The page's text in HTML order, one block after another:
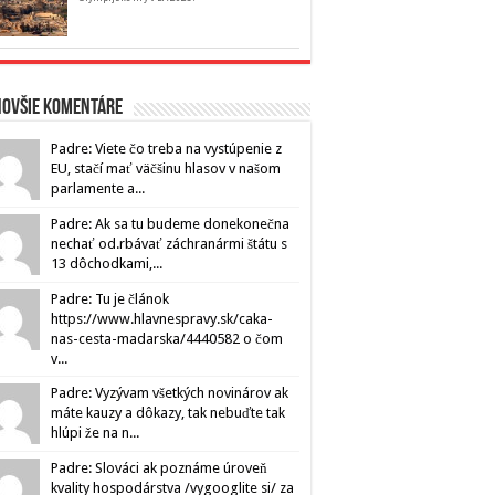
komentáre
Padre: Viete čo treba na vystúpenie z
EU, stačí mať väčšinu hlasov v našom
parlamente a...
Padre: Ak sa tu budeme donekonečna
nechať od.rbávať záchranármi štátu s
13 dôchodkami,...
Padre: Tu je článok
https://www.hlavnespravy.sk/caka-
nas-cesta-madarska/4440582 o čom
v...
Padre: Vyzývam všetkých novinárov ak
máte kauzy a dôkazy, tak nebuďte tak
hlúpi že na n...
Padre: Slováci ak poznáme úroveň
kvality hospodárstva /vygooglite si/ za